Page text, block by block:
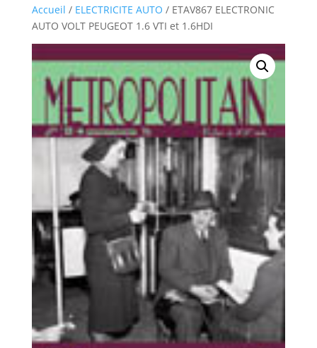
Accueil / ELECTRICITE AUTO / ETAV867 ELECTRONIC
AUTO VOLT PEUGEOT 1.6 VTI et 1.6HDI